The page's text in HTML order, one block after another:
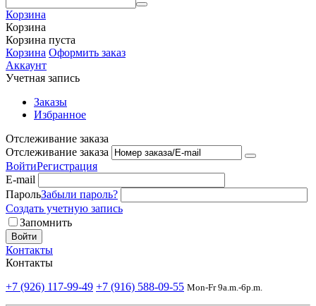
Корзина
Корзина
Корзина пуста
Корзина Оформить заказ
Аккаунт
Учетная запись
Заказы
Избранное
Отслеживание заказа
Отслеживание заказа
ВойтиРегистрация
E-mail
ПарольЗабыли пароль?
Создать учетную запись
Запомнить
Войти
Контакты
Контакты
+7 (926) 117-99-49 +7 (916) 588-09-55 Mon-Fr 9a.m.-6p.m.